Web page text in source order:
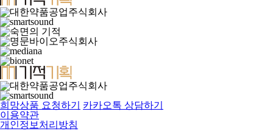
희망상품 요청하기
카카오톡 상담하기
이용약관
개인정보처리방침